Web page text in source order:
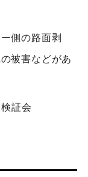
側の路面剥
被害などがあ
証会